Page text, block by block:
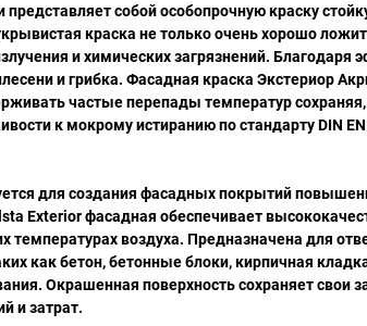
собой особопрочную краску
краска не только очень хорошо
и химических загрязнений. Благодаря
и грибка. Фасадная краска Экстериор
частые перепады температур сохраняя,
к мокрому истиранию по стандарту DIN
для создания фасадных покрытий
Exterior фасадная обеспечивает
воздуха. Предназначена для
как бетон, бетонные блоки, кирпичная
Окрашенная поверхность сохраняет свои
и затрат.